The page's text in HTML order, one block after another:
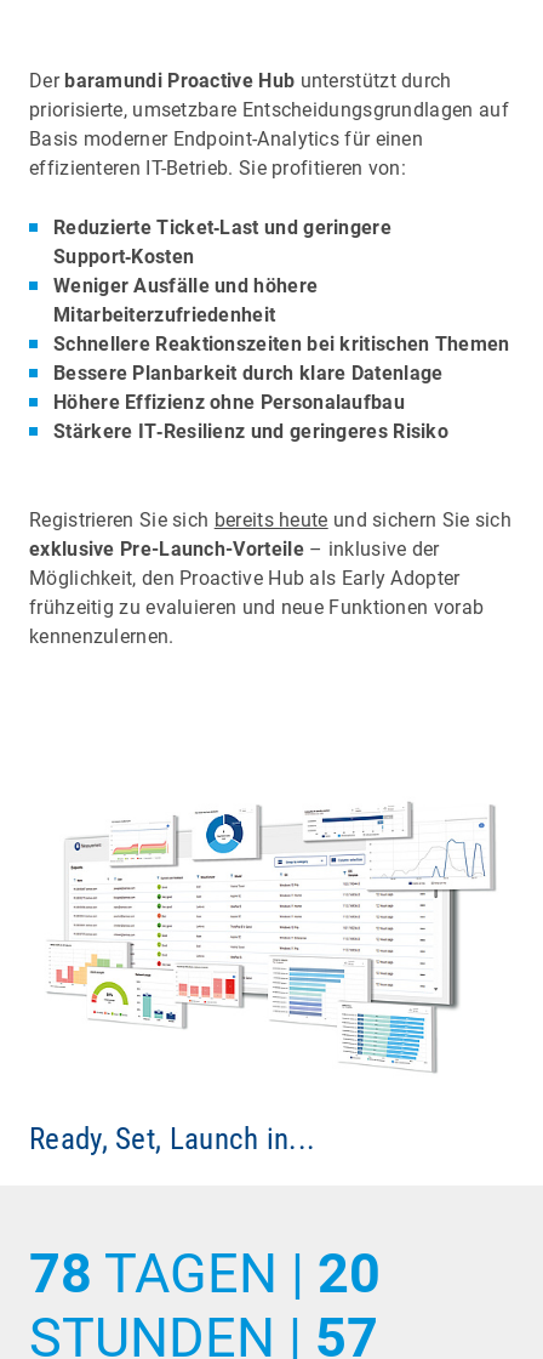
Der baramundi Proactive Hub unterstützt durch
priorisierte, umsetzbare Entscheidungsgrundlagen auf
Basis moderner Endpoint-Analytics für einen
effizienteren IT-Betrieb. Sie profitieren von:
Reduzierte Ticket‑Last und geringere
Support‑Kosten
Weniger Ausfälle und höhere
Mitarbeiterzufriedenheit
Schnellere Reaktionszeiten bei kritischen Themen
Bessere Planbarkeit durch klare Datenlage
Höhere Effizienz ohne Personalaufbau
Stärkere IT‑Resilienz und geringeres Risiko
Registrieren Sie sich bereits heute und sichern Sie sich
exklusive Pre-Launch-Vorteile– inklusive der
Möglichkeit, den Proactive Hub als Early Adopter
frühzeitig zu evaluieren und neue Funktionen vorab
kennenzulernen.
Ready, Set, Launch in...
78 TAGEN | 20
STUNDEN | 57